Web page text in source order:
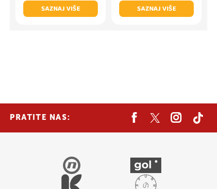
SAZNAJ VIŠE
SAZNAJ VIŠE
PRATITE NAS: